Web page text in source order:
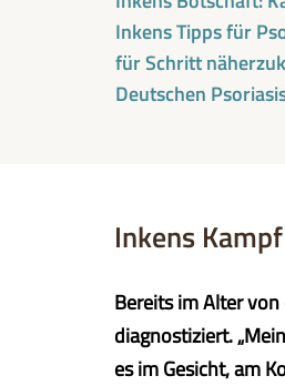
Inkens Tipps für
für Schritt
Deutschen
Inkens
Bereits im Alter
diagnostiziert.
es im Gesicht, am